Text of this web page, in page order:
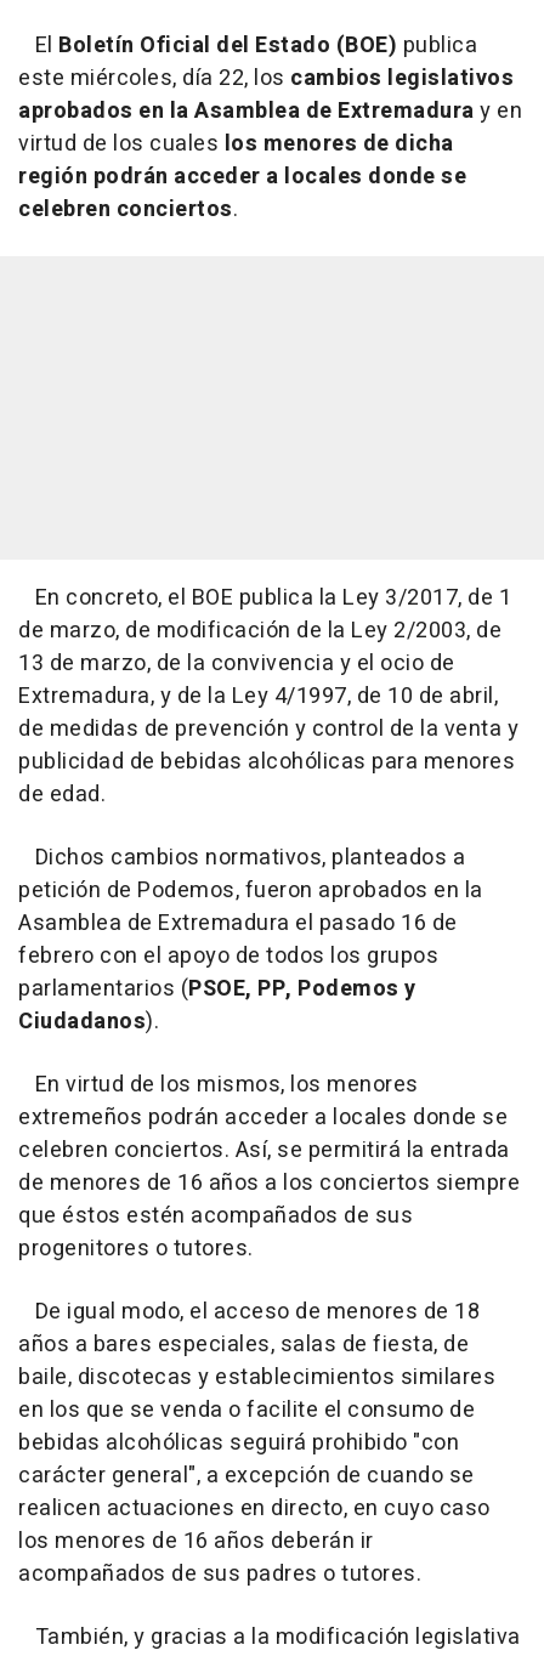
El Boletín Oficial del Estado (BOE) publica
este miércoles, día 22, los cambios legislativos
aprobados en la Asamblea de Extremaduray en
virtud de los cuales los menores de dicha
región podrán acceder a locales donde se
celebren conciertos.
En concreto, el BOE publica la Ley 3/2017, de 1
de marzo, de modificación de la Ley 2/2003, de
13 de marzo, de la convivencia y el ocio de
Extremadura, y de la Ley 4/1997, de 10 de abril,
de medidas de prevención y control de la venta y
publicidad de bebidas alcohólicas para menores
de edad.
Dichos cambios normativos, planteados a
petición de Podemos, fueron aprobados en la
Asamblea de Extremadura el pasado 16 de
febrero con el apoyo de todos los grupos
parlamentarios (PSOE, PP, Podemos y
Ciudadanos).
En virtud de los mismos, los menores
extremeños podrán acceder a locales donde se
celebren conciertos. Así, se permitirá la entrada
de menores de 16 años a los conciertos siempre
que éstos estén acompañados de sus
progenitores o tutores.
De igual modo, el acceso de menores de 18
años a bares especiales, salas de fiesta, de
baile, discotecas y establecimientos similares
en los que se venda o facilite el consumo de
bebidas alcohólicas seguirá prohibido "con
carácter general", a excepción de cuando se
realicen actuaciones en directo, en cuyo caso
los menores de 16 años deberán ir
acompañados de sus padres o tutores.
También, y gracias a la modificación legislativa